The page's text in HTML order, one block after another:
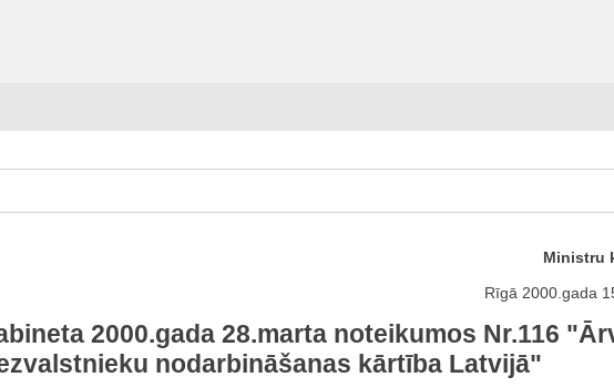
Ministru
Rīgā 2000.gada
2000.gada 28.marta noteikumos Nr.116
nodarbināšanas kārtība Latvijā"